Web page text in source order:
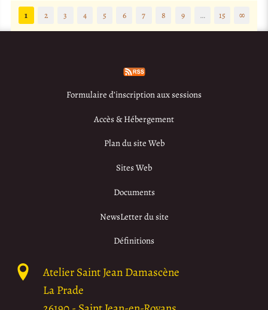
1
2 3 4 5 6 7 8 9 … 15 ∞
Formulaire d’inscription aux sessions
Accès & Hébergement
Plan du site Web
Sites Web
Documents
NewsLetter du site
Définitions
Atelier Saint Jean Damascène
La Prade